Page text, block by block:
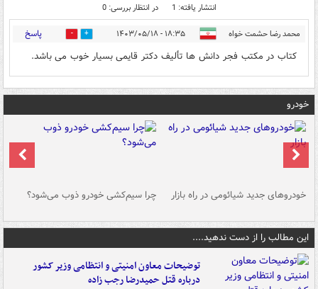
انتشار یافته: 1 در انتظار بررسی: 0
محمد رضا حشمت خواه ۱۸:۳۵ - ۱۴۰۳/۰۵/۱۸ 0 پاسخ
کتاب در مکتب فجر دانش ها تألیف دکتر قایمی بسیار خوب می باشد.
خودرو
خودروهای جدید شیائومی در راه بازار چرا سیم‌کشی خودرو ذوب می‌شود؟
این مطالب را از دست ندهید....
توضیحات معاون امنیتی و انتظامی وزیر کشور
درباره قتل حمیدرضا رجب زاده